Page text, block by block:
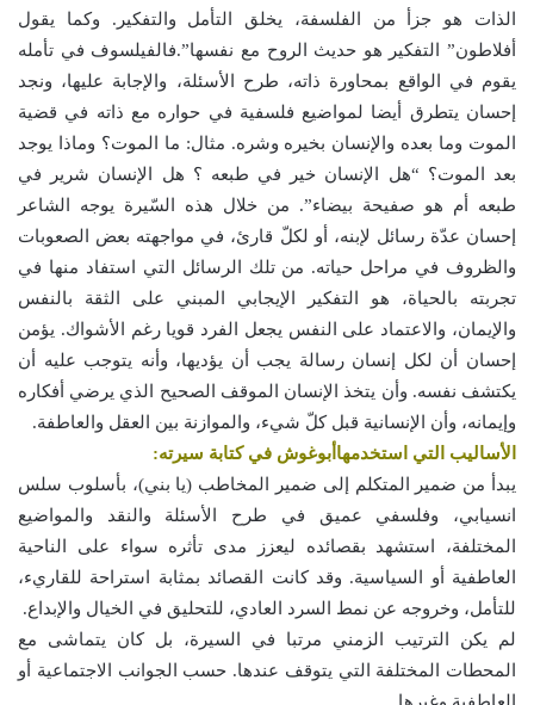
الذات هو جزأ من الفلسفة، يخلق التأمل والتفكير. وكما يقول
أفلاطون” التفكير هو حديث الروح مع نفسها”.فالفيلسوف في تأمله
يقوم في الواقع بمحاورة ذاته، طرح الأسئلة، والإجابة عليها، ونجد
إحسان يتطرق أيضا لمواضيع فلسفية في حواره مع ذاته في قضية
الموت وما بعده والإنسان بخيره وشره. مثال: ما الموت؟ وماذا يوجد
بعد الموت؟ “هل الإنسان خير في طبعه ؟ هل الإنسان شرير في
طبعه أم هو صفيحة بيضاء”. من خلال هذه السّيرة يوجه الشاعر
إحسان عدّة رسائل لإبنه، أو لكلّ قارئ، في مواجهته بعض الصعوبات
والظروف في مراحل حياته. من تلك الرسائل التي استفاد منها في
تجربته بالحياة، هو التفكير الإيجابي المبني على الثقة بالنفس
والإيمان، والاعتماد على النفس يجعل الفرد قويا رغم الأشواك. يؤمن
إحسان أن لكل إنسان رسالة يجب أن يؤديها، وأنه يتوجب عليه أن
يكتشف نفسه. وأن يتخذ الإنسان الموقف الصحيح الذي يرضي أفكاره
وإيمانه، وأن الإنسانية قبل كلّ شيء، والموازنة بين العقل والعاطفة.
الأساليب التي استخدمهاأبوغوش في كتابة سيرته:
يبدأ من ضمير المتكلم إلى ضمير المخاطب (يا بني)، بأسلوب سلس
انسيابي، وفلسفي عميق في طرح الأسئلة والنقد والمواضيع
المختلفة، استشهد بقصائده ليعزز مدى تأثره سواء على الناحية
العاطفية أو السياسية. وقد كانت القصائد بمثابة استراحة للقاريء،
للتأمل، وخروجه عن نمط السرد العادي، للتحليق في الخيال والإبداع.
لم يكن الترتيب الزمني مرتبا في السيرة، بل كان يتماشى مع
المحطات المختلفة التي يتوقف عندها. حسب الجوانب الاجتماعية أو